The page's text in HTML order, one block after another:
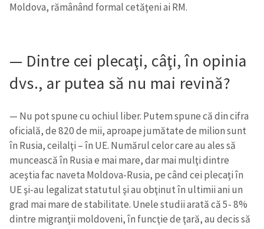
Moldova, rămânând formal cetăţeni ai RM.
— Dintre cei plecaţi, câţi, în opinia
dvs., ar putea să nu mai revină?
— Nu pot spune cu ochiul liber. Putem spune că din cifra
oficială, de 820 de mii, aproape jumătate de milion sunt
în Rusia, ceilalţi – în UE. Numărul celor care au ales să
muncească în Rusia e mai mare, dar mai mulţi dintre
aceştia fac naveta Moldova-Rusia, pe când cei plecaţi în
UE şi-au legalizat statutul şi au obţinut în ultimii ani un
grad mai mare de stabilitate. Unele studii arată că 5- 8%
dintre migranţii moldoveni, în funcţie de ţară, au decis să